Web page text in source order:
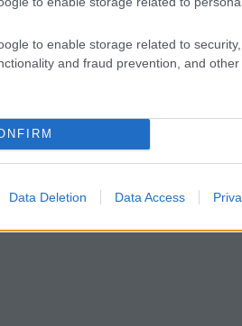
to enable storage related to
and fraud prevention, and other
Data Deletion Data Access